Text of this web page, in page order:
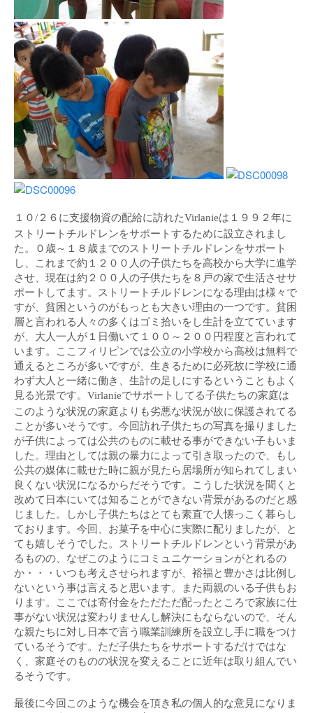
１０/ ２６に支援物資の配給に訪れたVirlanieは１９９２年に
ストリートチルドレンをサポートするために設立されまし
た。０歳～１８歳までのストリートチルドレンをサポート
し、これまで約１２００人の子供たちを高校から大学に進学
させ、現在は約２００人の子供たちを８戸の家で生活させサ
ポートしてます。ストリートチルドレンになる理由は様々で
すが、貧困というのがもっとも大きい理由の一つです。貧困
層と言われる人々の多くはゴミ拾いをし生計を立てています
が、大人一人が１日働いて１００～２００円程度と言われて
います。ここフィリピンでは公立の小学校から高校は無料で
通えるところが多いですが、生きるために必死故に学校に通
わず大人と一緒に働き、生計の足しにするということもよく
見る光景です。
Virlanieでサポートしてる子供たちの家庭は
このような状況の家庭よりも劣悪な状況が故に保護されてる
ことが多いそうです。今回訪れ子供たちの写真を撮りました
が子供によっては公共のものに載せる事ができない子もいま
した。理由としては親の暴力によって引き取ったので、もし
公共の媒体に載せた時に親が見たら居場所が知られてしまい
良くない状況になるからだそうです。こうした状況を聞くと
改めて日本にいては知ることができない背景があるのだと感
じました。しかし子供たちはとても素直で人懐っこく暮らし
ております。今回、お菓子を中心に実際に配りましたが、と
ても嬉しそうでした。ストリートチルドレンという背景があ
るものの、なぜこのようにコミュニケーションがとれるの
か・・・いつも考えさせられますが、裕福と豊かさは比例し
ないという事は言えると思います。また両親のいる子供もお
ります。ここでは寄付金をただただ配ったところで家族に仕
事がない状況は変わりませんし解決にもならないので、そん
な親たちに対し日本で言う職業訓練所を設立し手に職をつけ
ているそうです。ただ子供たちをサポートするだけではな
く、家庭そのものの状況を変えることに近年は取り組んでい
るそうです。
最後に今回このような機会を頂き私の個人的な意見になりま